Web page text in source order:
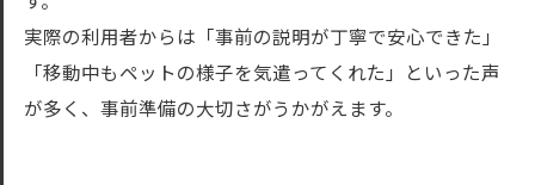
実際の利用者からは「事前の説明が丁寧で安心できた」
「移動中もペットの様子を気遣ってくれた」といった声
が多く、事前準備の大切さがうかがえます。